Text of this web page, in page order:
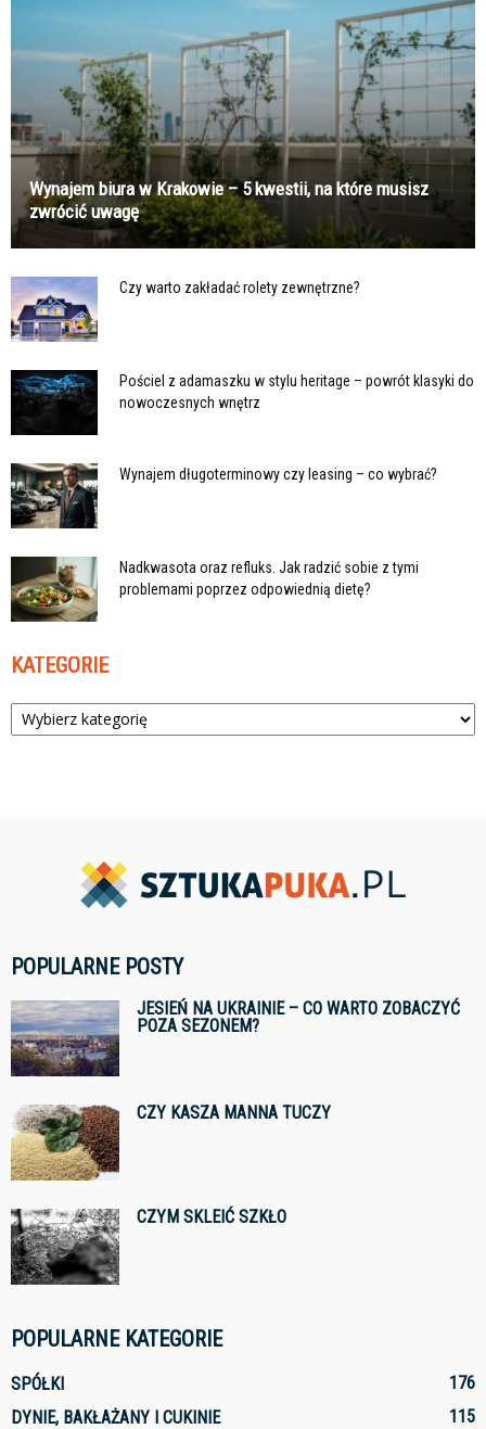
Wynajem biura w Krakowie – 5 kwestii, na które musisz
zwrócić uwagę
Czy warto zakładać rolety zewnętrzne?
Pościel z adamaszku w stylu heritage – powrót klasyki do
nowoczesnych wnętrz
Wynajem długoterminowy czy leasing – co wybrać?
Nadkwasota oraz refluks. Jak radzić sobie z tymi
problemami poprzez odpowiednią dietę?
KATEGORIE
Kategorie
POPULARNE POSTY
JESIEŃ NA UKRAINIE – CO WARTO ZOBACZYĆ
POZA SEZONEM?
CZY KASZA MANNA TUCZY
CZYM SKLEIĆ SZKŁO
POPULARNE KATEGORIE
SPÓŁKI
176
DYNIE, BAKŁAŻANY I CUKINIE
115